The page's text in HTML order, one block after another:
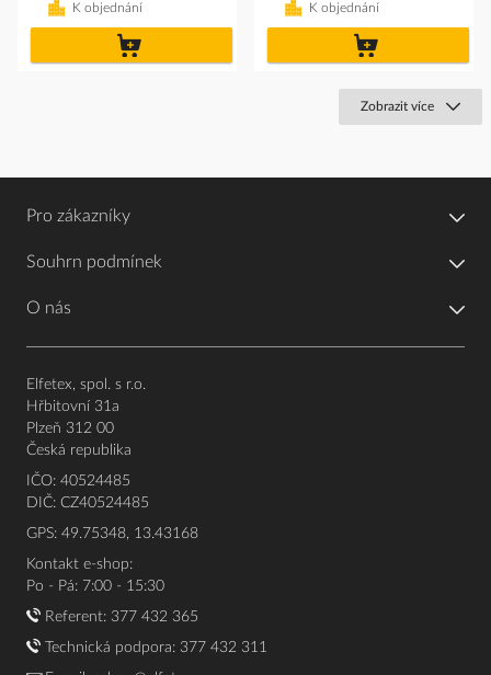
K objednání K objednání
Zobrazit více
Pro zákazníky
Souhrn podmínek
O nás
Elfetex, spol. s r.o.
Hřbitovní 31a
Plzeň 312 00
Česká republika
IČO: 40524485
DIČ: CZ40524485
GPS: 49.75348, 13.43168
Kontakt e-shop:
Po - Pá: 7:00 - 15:30
Referent: 377 432 365
Technická podpora: 377 432 311